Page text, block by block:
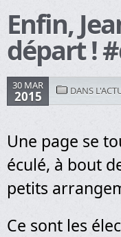
Enfin,
départ !
30 MAR
2015 DANS
Une page se
éculé, à bout
petits
Ce sont les